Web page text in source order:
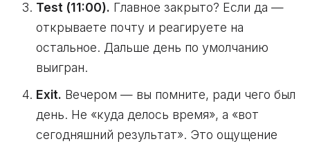
Test (11:00). Главное закрыто? Если да —
открываете почту и реагируете на
остальное. Дальше день по умолчанию
выигран.
Exit. Вечером — вы помните, ради чего был
день. Не «куда делось время», а «вот
сегодняшний результат». Это ощущение